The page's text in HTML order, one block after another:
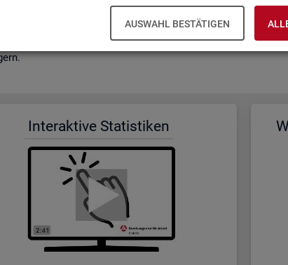
AUSWAHL BESTÄTIGEN
Me­dia­thek
The­men der Sta­tis­tik der BA. Wir er­gän­zen unser
In­ter­ak­ti­ve Sta­tis­ti­ken